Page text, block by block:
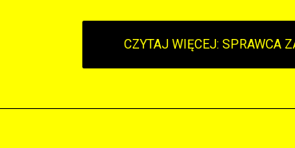
CZYTAJ WIĘCEJ: SPRAWCA